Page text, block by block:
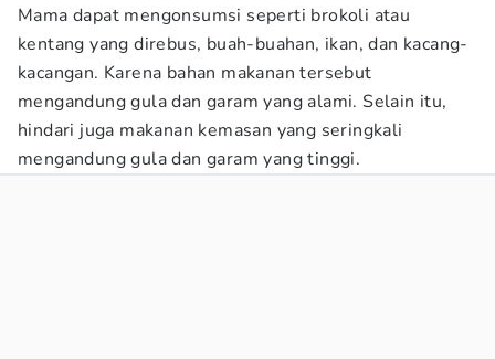
Mama dapat mengonsumsi seperti brokoli atau
kentang yang direbus, buah-buahan, ikan, dan kacang-
kacangan. Karena bahan makanan tersebut
mengandung gula dan garam yang alami. Selain itu,
hindari juga makanan kemasan yang seringkali
mengandung gula dan garam yang tinggi.